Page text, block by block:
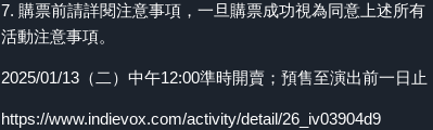
7. 購票前請詳閱注意事項，一旦購票成功視為同意上述所有
活動注意事項。
2025/01/13（二）中午12:00準時開賣；預售至演出前一日止
https://www.indievox.com/activity/detail/26_iv03904d9